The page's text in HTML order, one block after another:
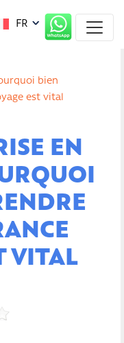
FR
bien
est vital
EN
VITAL